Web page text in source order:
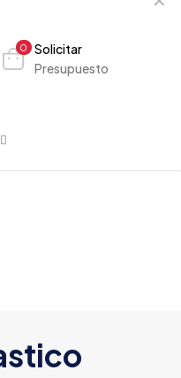
0
Solicitar
Presupuesto